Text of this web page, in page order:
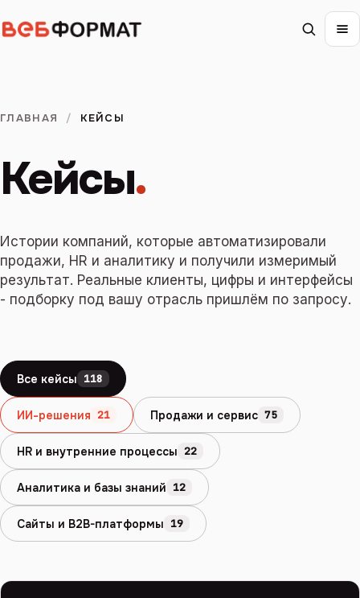
ГЛАВНАЯ / КЕЙСЫ
Кейсы.
Истории компаний, которые автоматизировали
продажи, HR и аналитику и получили измеримый
результат. Реальные клиенты, цифры и интерфейсы
- подборку под вашу отрасль пришлём по запросу.
Все кейсы 118
ИИ-решения 21 Продажи и сервис 75
HR и внутренние процессы 22
Аналитика и базы знаний 12
Сайты и B2B-платформы 19